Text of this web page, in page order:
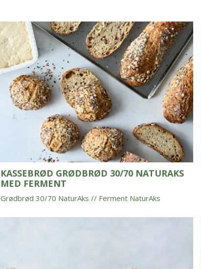
KASSEBRØD GRØDBRØD 30/70 NATURAKS
MED FERMENT
Grødbrød 30/70 NaturAks // Ferment NaturAks